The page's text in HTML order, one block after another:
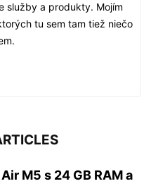
služby a produkty. Mojím
tu sem tam tiež niečo
M5 s 24 GB RAM a